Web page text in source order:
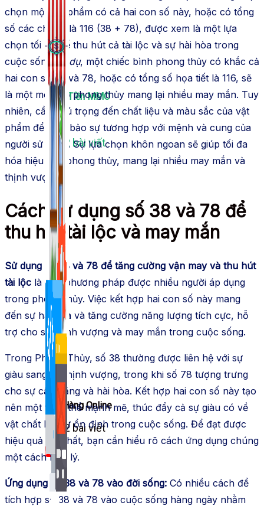
Bán Hàng Online
2,632 bài viết
New
Kiếm Tiền MMO
1,422 bài viết
chọn một vật phẩm có cả hai con số này, hoặc có tổng
số các chi tiết là 116 (38 + 78), được xem là một lựa
chọn tối ưu để thu hút cả tài lộc và sự hài hòa trong
cuộc sống. Ví dụ, một chiếc bình phong thủy có khắc cả
hai con số 38 và 78, hoặc có tổng số họa tiết là 116, sẽ
là một món đồ phong thủy mang lại nhiều may mắn. Tuy
nhiên, cần chú trọng đến chất liệu và màu sắc của vật
phẩm để đảm bảo sự tương hợp với mệnh và cung của
người sử dụng. Sự lựa chọn khôn ngoan sẽ giúp tối đa
hóa hiệu quả phong thủy, mang lại nhiều may mắn và
thịnh vượng.
Cách sử dụng số 38 và 78 để
thu hút tài lộc và may mắn
Sử dụng số 38 và 78 để tăng cường vận may và thu hút
tài lộc là một phương pháp được nhiều người áp dụng
trong phong thủy. Việc kết hợp hai con số này mang
đến sự hài hòa và tăng cường năng lượng tích cực, hỗ
trợ cho sự thịnh vượng và may mắn trong cuộc sống.
Trong Phong Thủy, số 38 thường được liên hệ với sự
giàu sang và thịnh vượng, trong khi số 78 tượng trưng
cho sự cân bằng và hài hòa. Kết hợp hai con số này tạo
nên một tổng thể mạnh mẽ, thúc đẩy cả sự giàu có về
vật chất lẫn sự ổn định trong cuộc sống. Để đạt được
hiệu quả tốt nhất, bạn cần hiểu rõ cách ứng dụng chúng
một cách hợp lý.
Ứng dụng số 38 và 78 vào đời sống: Có nhiều cách để
tích hợp số 38 và 78 vào cuộc sống hàng ngày nhằm